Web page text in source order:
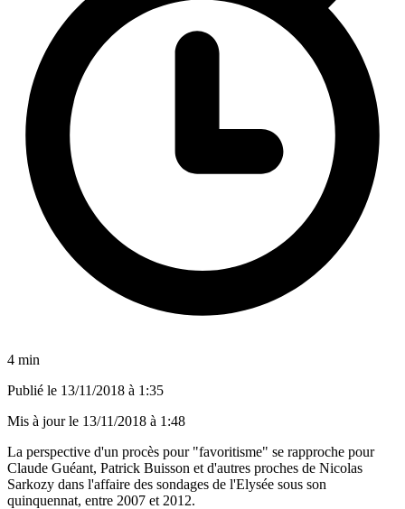
4 min
Publié le 13/11/2018 à 1:35
Mis à jour le 13/11/2018 à 1:48
La perspective d'un procès pour "favoritisme" se rapproche pour
Claude Guéant, Patrick Buisson et d'autres proches de Nicolas
Sarkozy dans l'affaire des sondages de l'Elysée sous son
quinquennat, entre 2007 et 2012.